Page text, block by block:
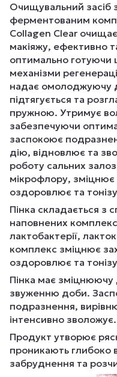
Очищувальний засіб
ферментованим
Collagen Clear
макіяжу, ефективно
оптимально готуючи
механізми
надає омолоджуючу
підтягується та
пружною. Утримує
забезпечуючи
заспокоює
дію, відновлює та
роботу сальних
мікрофлору, зміцнює
оздоровлює та
Пінка складається з
наповнених
лактобактерії,
комплекс зміцнює
оздоровлює та
Пінка має зміцнюючу
звуженню доби.
подразнення,
інтенсивно зволожує.
Продукт утворює
проникають глибоко
забруднення та